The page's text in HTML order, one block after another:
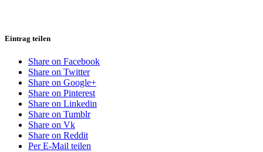
Eintrag teilen
Share on Facebook
Share on Twitter
Share on Google+
Share on Pinterest
Share on Linkedin
Share on Tumblr
Share on Vk
Share on Reddit
Per E-Mail teilen